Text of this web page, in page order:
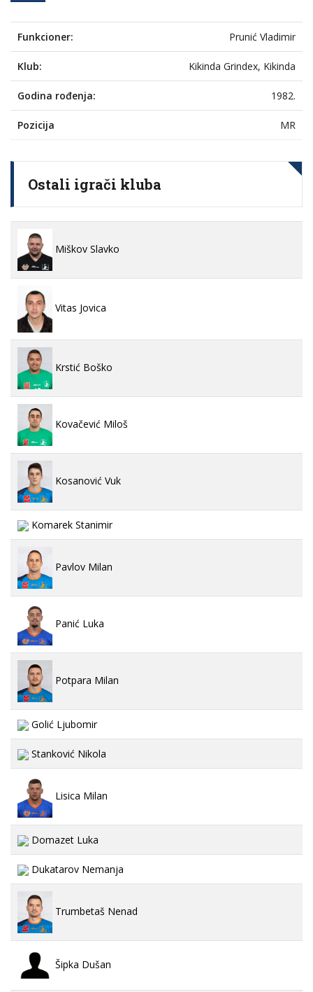
Funkcioner: Prunić Vladimir
Klub: Kikinda Grindex, Kikinda
Godina rođenja: 1982.
Pozicija MR
Ostali igrači kluba
Miškov Slavko
Vitas Jovica
Krstić Boško
Kovačević Miloš
Kosanović Vuk
Komarek Stanimir
Pavlov Milan
Panić Luka
Potpara Milan
Golić Ljubomir
Stanković Nikola
Lisica Milan
Domazet Luka
Dukatarov Nemanja
Trumbetaš Nenad
Šipka Dušan